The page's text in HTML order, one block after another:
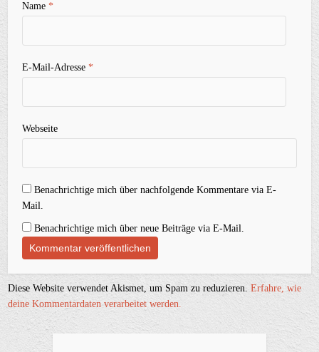
Name*
E-Mail-Adresse*
Webseite
Benachrichtige mich über nachfolgende Kommentare via E-
Mail.
Benachrichtige mich über neue Beiträge via E-Mail.
Diese Website verwendet Akismet, um Spam zu reduzieren.Erfahre, wie
deine Kommentardaten verarbeitet werden.